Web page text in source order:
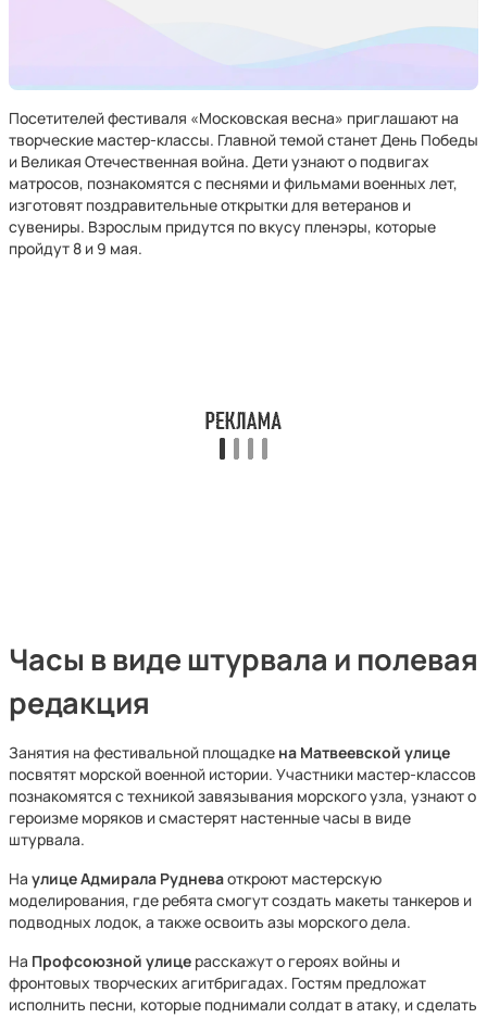
Посетителей фестиваля «Московская весна» приглашают на
творческие мастер-классы. Главной темой станет День Победы
и Великая Отечественная война. Дети узнают о подвигах
матросов, познакомятся с песнями и фильмами военных лет,
изготовят поздравительные открытки для ветеранов и
сувениры. Взрослым придутся по вкусу пленэры, которые
пройдут 8 и 9 мая.
Часы в виде штурвала и полевая
редакция
Занятия на фестивальной площадке на Матвеевской улице
посвятят морской военной истории. Участники мастер-классов
познакомятся с техникой завязывания морского узла, узнают о
героизме моряков и смастерят настенные часы в виде
штурвала.
На улице Адмирала Рудневаоткроют мастерскую
моделирования, где ребята смогут создать макеты танкеров и
подводных лодок, а также освоить азы морского дела.
На Профсоюзной улице расскажут о героях войны и
фронтовых творческих агитбригадах. Гостям предложат
исполнить песни, которые поднимали солдат в атаку, и сделать